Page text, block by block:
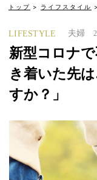
トップ ライフスタイル
LIFESTYLE 夫婦
新型コロナ
き着いた先
すか？」